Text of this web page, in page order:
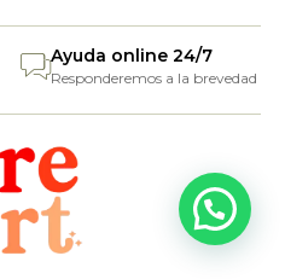
Ayuda online 24/7
Responderemos a la brevedad